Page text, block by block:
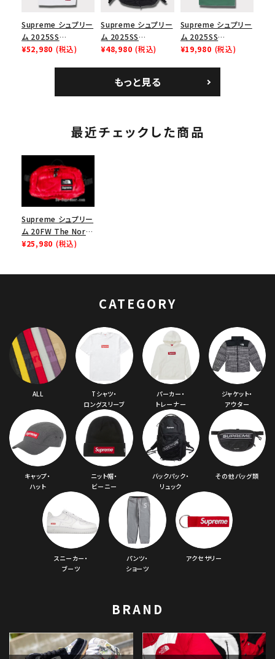
Supreme シュプリー
ム 2025SS
Bandana Football
¥52,980 (税込)
Supreme シュプリー
ム 2025SS
Backpack バックパッ
¥48,980 (税込)
Supreme シュプリー
ム 2025SS
Homerun Tee ホー
¥19,980 (税込)
もっと見る
最近チェックした商品
Supreme シュプリー
ム 20FW The North
Face Faux Fur
¥25,980 (税込)
CATEGORY
ALL
Tシャツ・
ロングスリーブ
パーカー・
トレーナー
ジャケット・
アウター
キャップ・
ハット
ニット帽・
ビーニー
バックパック・
リュック
その他バッグ類
スニーカー・
ブーツ
パンツ・
ショーツ
アクセサリー
BRAND